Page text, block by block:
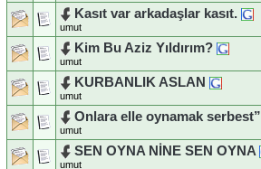
Kasıt var arkadaşlar kasıt.
umut
Kim Bu Aziz Yıldırım?
umut
KURBANLIK ASLAN
umut
Onlara elle oynamak serbest”
umut
SEN OYNA NİNE SEN OYNA
umut